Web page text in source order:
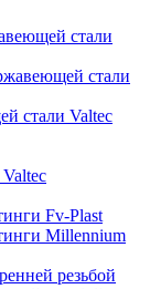
стали
стали
стали Valtec
Fv-Plast
Millennium
резьбой